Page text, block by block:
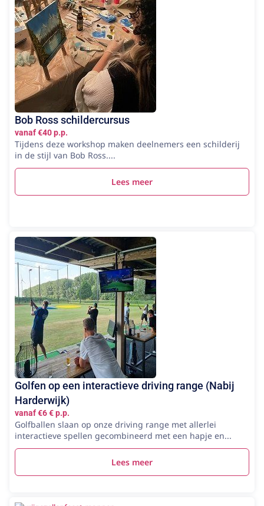
Bob Ross schildercursus
vanaf €40 p.p.
Tijdens deze workshop maken deelnemers een schilderij
in de stijl van Bob Ross....
Lees meer
Golfen op een interactieve driving range (Nabij
Harderwijk)
vanaf €6 € p.p.
Golfballen slaan op onze driving range met allerlei
interactieve spellen gecombineerd met een hapje en...
Lees meer